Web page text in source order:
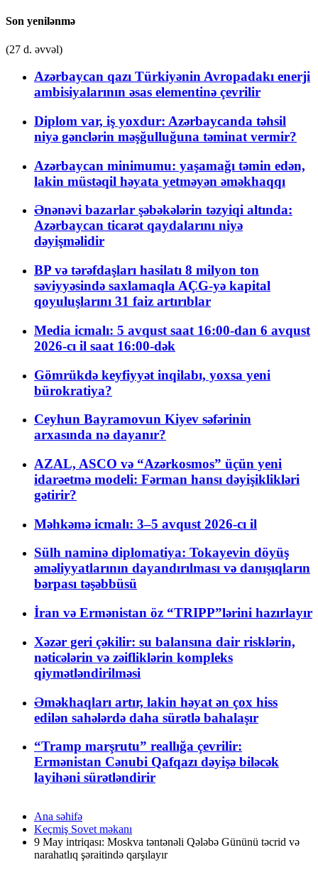
Son yenilənmə
(27 d. əvvəl)
Azərbaycan qazı Türkiyənin Avropadakı enerji
ambisiyalarının əsas elementinə çevrilir
Diplom var, iş yoxdur: Azərbaycanda təhsil
niyə gənclərin məşğulluğuna təminat vermir?
Azərbaycan minimumu: yaşamağı təmin edən,
lakin müstəqil həyata yetməyən əməkhaqqı
Ənənəvi bazarlar şəbəkələrin təzyiqi altında:
Azərbaycan ticarət qaydalarını niyə
dəyişməlidir
BP və tərəfdaşları hasilatı 8 milyon ton
səviyyəsində saxlamaqla AÇG-yə kapital
qoyuluşlarını 31 faiz artırıblar
Media icmalı: 5 avqust saat 16:00-dan 6 avqust
2026-cı il saat 16:00-dək
Gömrükdə keyfiyyət inqilabı, yoxsa yeni
bürokratiya?
Ceyhun Bayramovun Kiyev səfərinin
arxasında nə dayanır?
AZAL, ASCO və “Azərkosmos” üçün yeni
idarəetmə modeli: Fərman hansı dəyişiklikləri
gətirir?
Məhkəmə icmalı: 3–5 avqust 2026-cı il
Sülh naminə diplomatiya: Tokayevin döyüş
əməliyyatlarının dayandırılması və danışıqların
bərpası təşəbbüsü
İran və Ermənistan öz “TRIPP”lərini hazırlayır
Xəzər geri çəkilir: su balansına dair risklərin,
nəticələrin və zəifliklərin kompleks
qiymətləndirilməsi
Əməkhaqları artır, lakin həyat ən çox hiss
edilən sahələrdə daha sürətlə bahalaşır
“Tramp marşrutu” reallığa çevrilir:
Ermənistan Cənubi Qafqazı dəyişə biləcək
layihəni sürətləndirir
Ana səhifə
Keçmiş Sovet məkanı
9 May intriqası: Moskva təntənəli Qələbə Gününü təcrid və
narahatlıq şəraitində qarşılayır